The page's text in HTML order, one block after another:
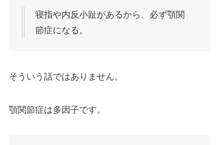
寝指や内反小趾があるから、必ず顎関
節症になる。
そういう話ではありません。
顎関節症は多因子です。